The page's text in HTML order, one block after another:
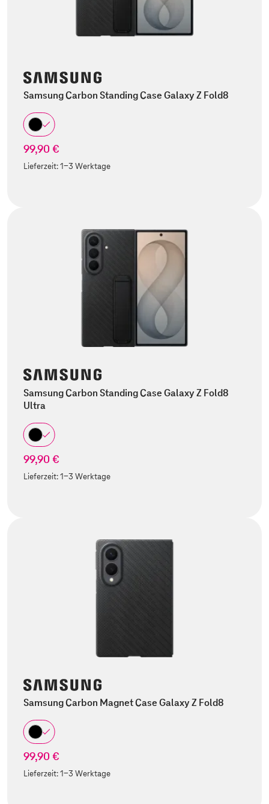
Samsung Carbon Standing Case Galaxy Z Fold8
99,90 €
Lieferzeit:1-3 Werktage
Samsung Carbon Standing Case Galaxy Z Fold8
Ultra
99,90 €
Lieferzeit:1-3 Werktage
Samsung Carbon Magnet Case Galaxy Z Fold8
99,90 €
Lieferzeit:1-3 Werktage